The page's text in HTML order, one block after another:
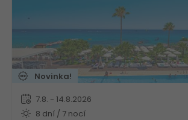
Novinka!
7.8. - 14.8.2026
8 dní / 7 nocí